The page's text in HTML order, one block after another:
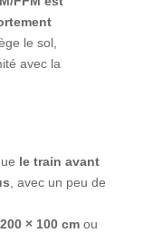
le sol,
avec la
le train avant
, avec un peu de
200 × 100 cmou